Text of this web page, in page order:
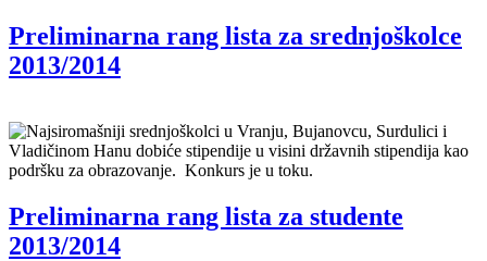
Preliminarna rang lista za srednjoškolce
2013/2014
Najsiromašniji srednjoškolci u Vranju, Bujanovcu, Surdulici i
Vladičinom Hanu dobiće stipendije u visini državnih stipendija kao
podršku za obrazovanje. Konkurs je u toku.
Preliminarna rang lista za studente
2013/2014